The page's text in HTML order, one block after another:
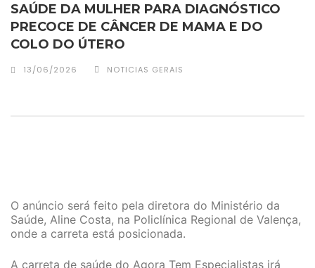
SAÚDE DA MULHER PARA DIAGNÓSTICO
PRECOCE DE CÂNCER DE MAMA E DO
COLO DO ÚTERO
13/06/2026 NOTICIAS GERAIS
O anúncio será feito pela diretora do Ministério da
Saúde, Aline Costa, na Policlínica Regional de Valença,
onde a carreta está posicionada.
A carreta de saúde do Agora Tem Especialistas irá